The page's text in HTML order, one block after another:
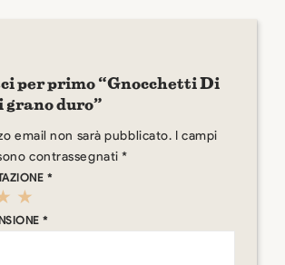
per primo “Gnocchetti Di
grano duro”
email non sarà pubblicato. I campi
contrassegnati*
*
*